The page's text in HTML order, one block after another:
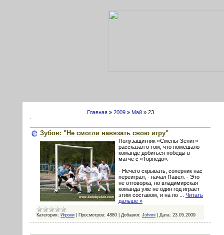
Главная» 2009 » Май » 23
Зубов: "Не смогли навязать свою игру"
Полузащитник «Смены-Зенит»
рассказал о том, что помешало
команде добиться победы в
матче с «Торпедо».
- Нечего скрывать, соперник нас
переиграл, - начал Павел. - Это
не отговорка, но владимирская
команда уже не один год играет
этим составом, и на по
Читать
дальше »
Категория: Игроки Просмотров: 4880 Добавил: Johnni Дата: 23.05.2009